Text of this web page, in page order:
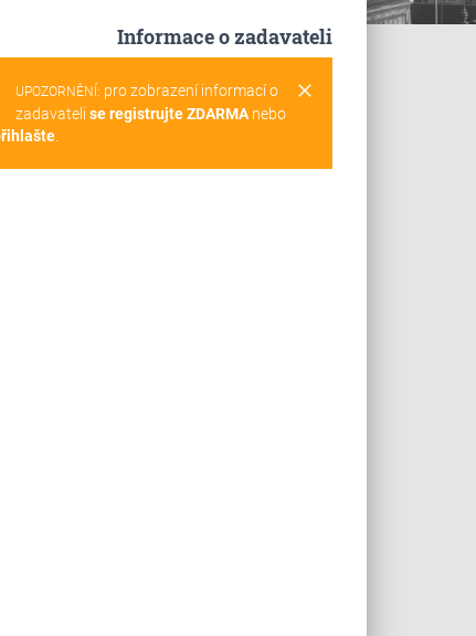
Informace o zadavateli
clear
UPOZORNĚNÍ: pro zobrazení informací o
zadavateli se registrujte ZDARMAnebo
.